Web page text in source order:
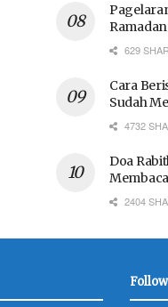
629
Cara
Sudah
4732
Doa
2404